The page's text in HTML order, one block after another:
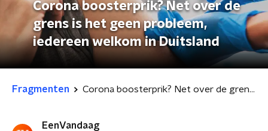
Corona boosterprik? Net over de
grens is het geen probleem,
iedereen welkom in Duitsland
Fragmenten Corona boosterprik? Net over de grens is het geen probleem, iedereen welkom in Duitsland
EenVandaag